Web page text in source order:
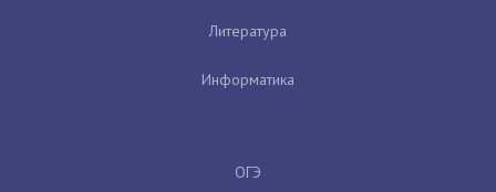
Литература
Информатика
ОГЭ